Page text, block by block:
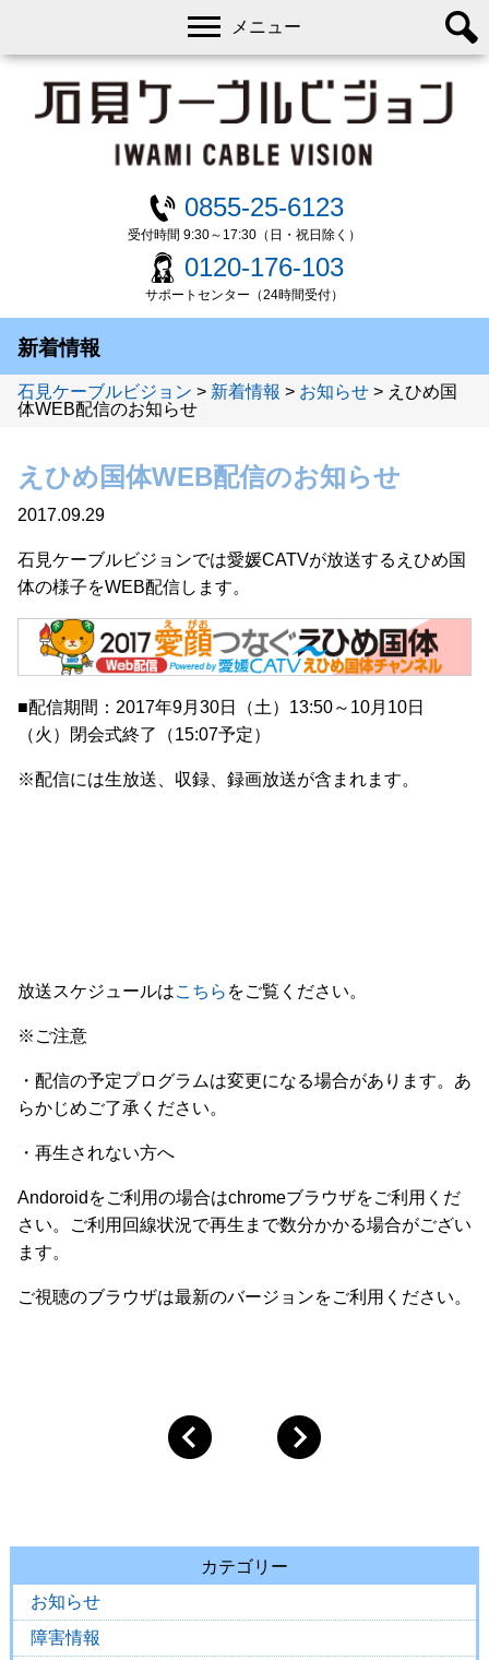
0855-25-6123
受付時間 9:30～17:30（日・祝日除く）
0120-176-103
サポートセンター（24時間受付）
メニュー
新着情報
石見ケーブルビジョン > 新着情報 > お知らせ > えひめ国
体WEB配信のお知らせ
えひめ国体WEB配信のお知らせ
2017.09.29
石見ケーブルビジョンでは愛媛CATVが放送するえひめ国
体の様子をWEB配信します。
■配信期間：2017年9月30日（土）13:50～10月10日
（火）閉会式終了（15:07予定）
※配信には生放送、収録、録画放送が含まれます。
放送スケジュールはこちら をご覧ください。
※ご注意
・配信の予定プログラムは変更になる場合があります。あ
らかじめご了承ください。
・再生されない方へ
Andoroidをご利用の場合はchromeブラウザをご利用くだ
さい。ご利用回線状況で再生まで数分かかる場合がござい
ます。
ご視聴のブラウザは最新のバージョンをご利用ください。
カテゴリー
お知らせ
障害情報